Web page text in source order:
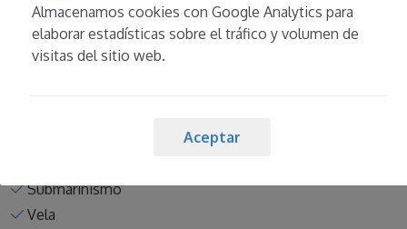
Golf
Mini golf
Pitch and putt
Submarinismo
Vela
Almacenamos cookies con Google Analytics para
elaborar estadísticas sobre el tráfico y volumen de
visitas del sitio web.
Aceptar